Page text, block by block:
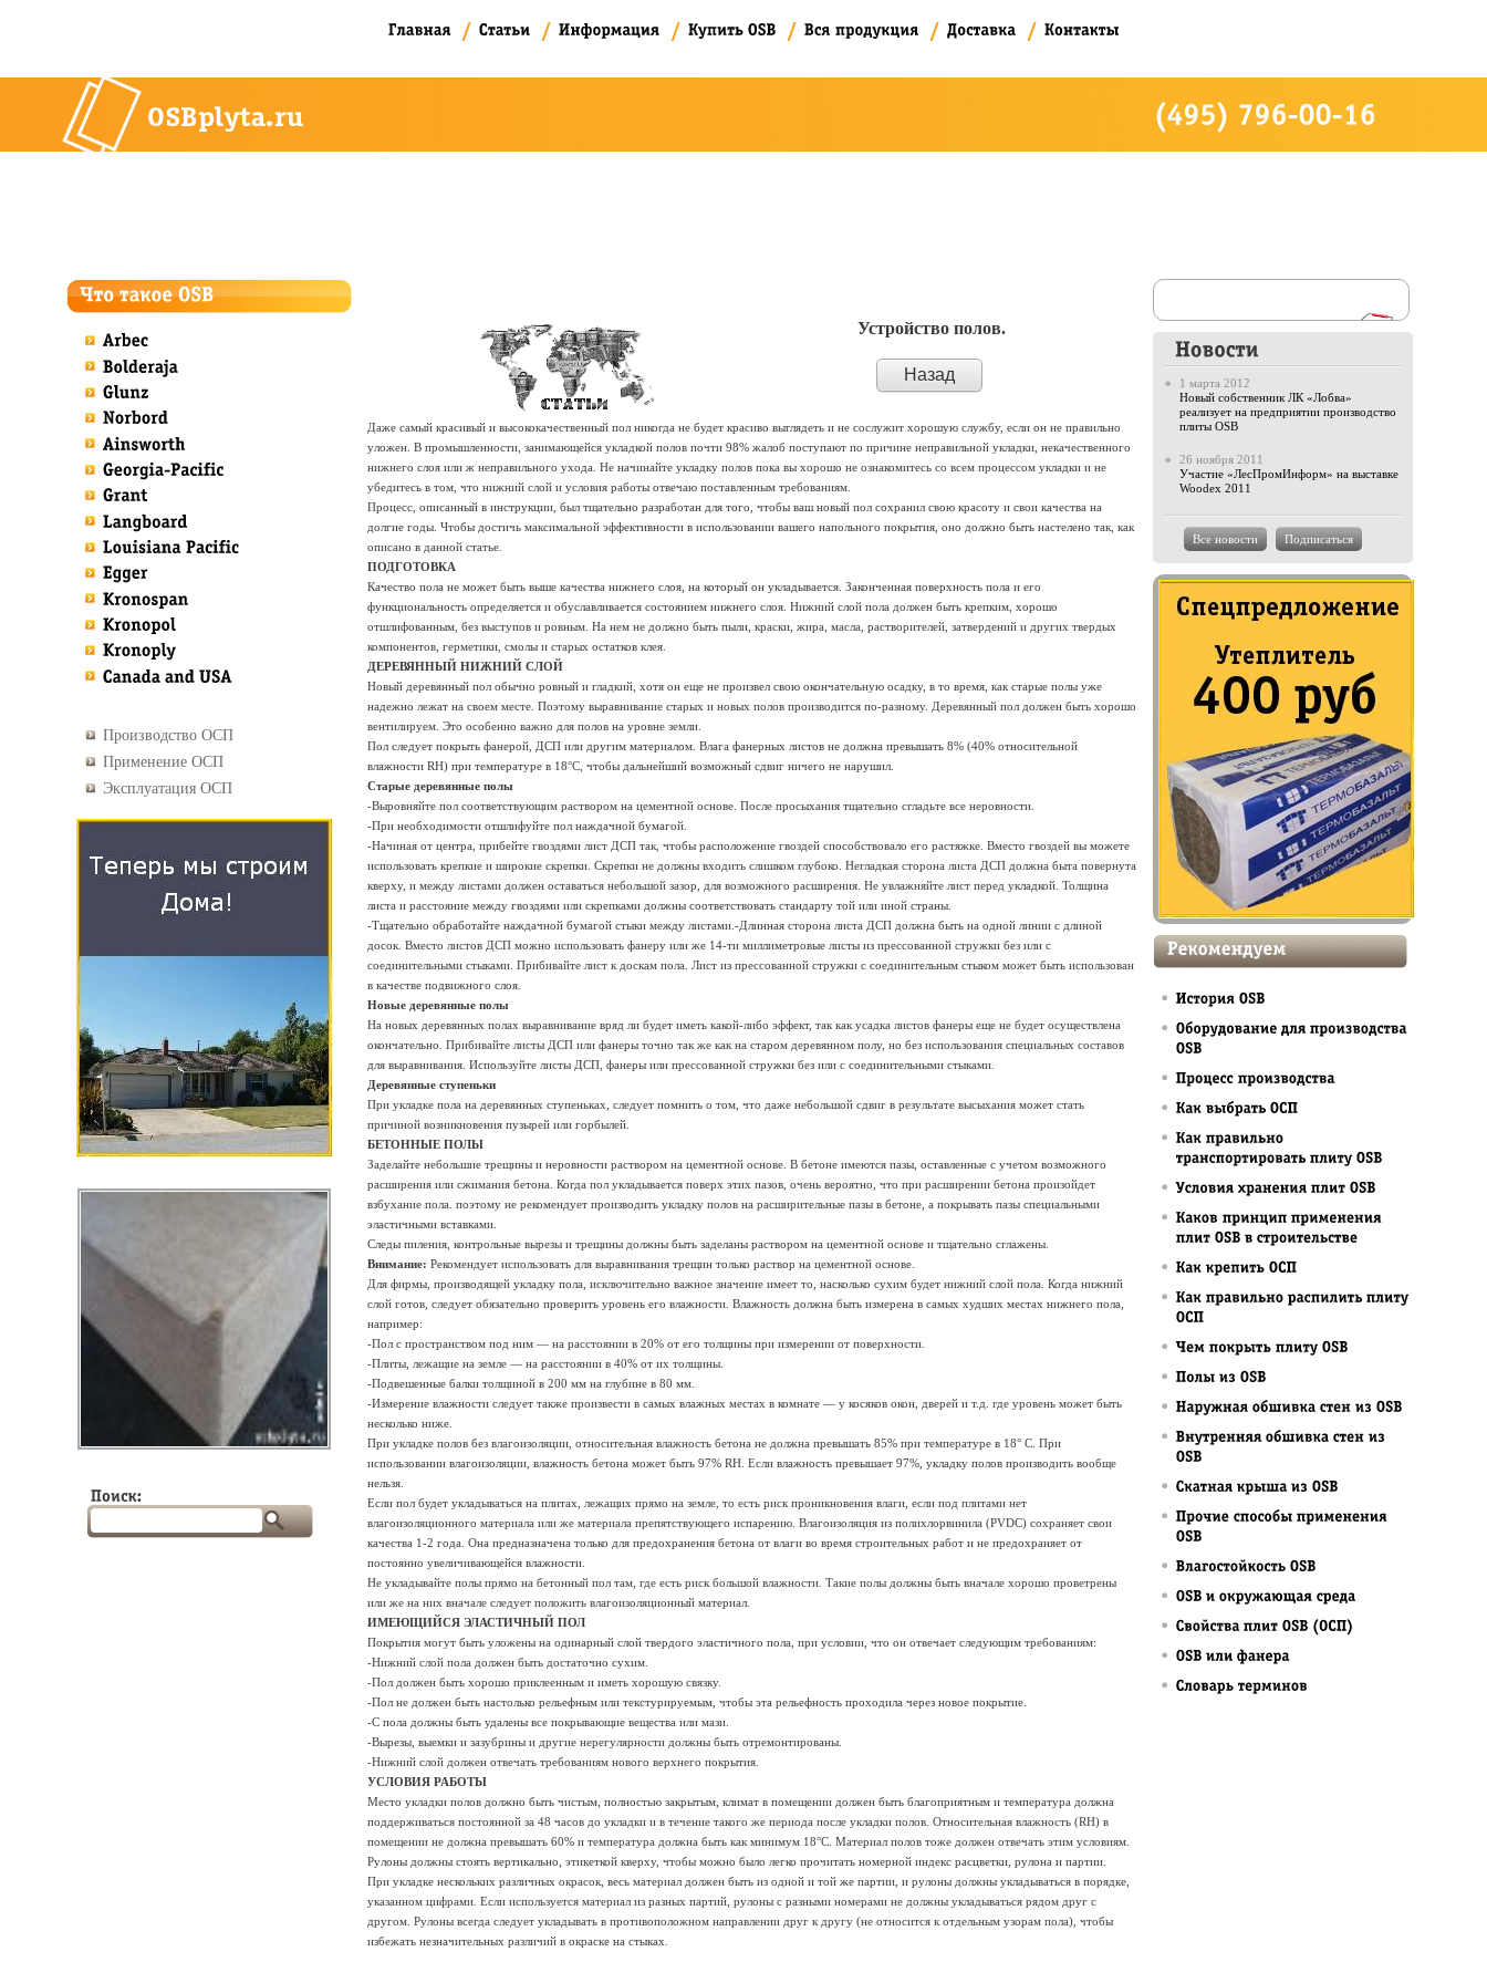
Устройство полов.
Назад
Даже самый красивый и высококачественный пол никогда не будет красиво выглядеть и не сослужит хорошую службу, если он не правильно
уложен. В промышленности, занимающейся укладкой полов почти 98% жалоб поступают по причине неправильной укладки, некачественного
нижнего слоя или ж неправильного ухода. Не начинайте укладку полов пока вы хорошо не ознакомитесь со всем процессом укладки и не
убедитесь в том, что нижний слой и условия работы отвечаю поставленным требованиям.
Процесс, описанный в инструкции, был тщательно разработан для того, чтобы ваш новый пол сохранил свою красоту и свои качества на
долгие годы. Чтобы достичь максимальной эффективности в использовании вашего напольного покрытия, оно должно быть настелено так, как
описано в данной статье.
ПОДГОТОВКА
Качество пола не может быть выше качества нижнего слоя, на который он укладывается. Законченная поверхность пола и его
функциональность определяется и обуславливается состоянием нижнего слоя. Нижний слой пола должен быть крепким, хорошо
отшлифованным, без выступов и ровным. На нем не должно быть пыли, краски, жира, масла, растворителей, затвердений и других твердых
компонентов, герметики, смолы и старых остатков клея.
ДЕРЕВЯННЫЙ НИЖНИЙ СЛОЙ
Новый деревянный пол обычно ровный и гладкий, хотя он еще не произвел свою окончательную осадку, в то время, как старые полы уже
надежно лежат на своем месте. Поэтому выравнивание старых и новых полов производится по-разному. Деревянный пол должен быть хорошо
вентилируем. Это особенно важно для полов на уровне земли.
Пол следует покрыть фанерой, ДСП или другим материалом. Влага фанерных листов не должна превышать 8% (40% относительной
влажности RH) при температуре в 18°С, чтобы дальнейший возможный сдвиг ничего не нарушил.
Старые деревянные полы
-Выровняйте пол соответствующим раствором на цементной основе. После просыхания тщательно сгладьте все неровности.
-При необходимости отшлифуйте пол наждачной бумагой.
-Начиная от центра, прибейте гвоздями лист ДСП так, чтобы расположение гвоздей способствовало его растяжке. Вместо гвоздей вы можете
использовать крепкие и широкие скрепки. Скрепки не должны входить слишком глубоко. Негладкая сторона листа ДСП должна быта повернута
кверху, и между листами должен оставаться небольшой зазор, для возможного расширения. Не увлажняйте лист перед укладкой. Толщина
листа и расстояние между гвоздями или скрепками должны соответствовать стандарту той или иной страны.
-Тщательно обработайте наждачной бумагой стыки между листами.-Длинная сторона листа ДСП должна быть на одной линии с длиной
досок. Вместо листов ДСП можно использовать фанеру или же 14-ти миллиметровые листы из прессованной стружки без или с
соединительными стыками. Прибивайте лист к доскам пола. Лист из прессованной стружки с соединительным стыком может быть использован
в качестве подвижного слоя.
Новые деревянные полы
На новых деревянных полах выравнивание вряд ли будет иметь какой-либо эффект, так как усадка листов фанеры еще не будет осуществлена
окончательно. Прибивайте листы ДСП или фанеры точно так же как на старом деревянном полу, но без использования специальных составов
для выравнивания. Используйте листы ДСП, фанеры или прессованной стружки без или с соединительными стыками.
Деревянные ступеньки
При укладке пола на деревянных ступеньках, следует помнить о том, что даже небольшой сдвиг в результате высыхания может стать
причиной возникновения пузырей или горбылей.
БЕТОННЫЕ ПОЛЫ
Заделайте небольшие трещины и неровности раствором на цементной основе. В бетоне имеются пазы, оставленные с учетом возможного
расширения или сжимания бетона. Когда пол укладывается поверх этих пазов, очень вероятно, что при расширении бетона произойдет
взбухание пола. поэтому не рекомендует производить укладку полов на расширительные пазы в бетоне, а покрывать пазы специальными
эластичными вставками.
Следы пиления, контрольные вырезы и трещины должны быть заделаны раствором на цементной основе и тщательно сглажены.
Внимание: Рекомендует использовать для выравнивания трещин только раствор на цементной основе.
Для фирмы, производящей укладку пола, исключительно важное значение имеет то, насколько сухим будет нижний слой пола. Когда нижний
слой готов, следует обязательно проверить уровень его влажности. Влажность должна быть измерена в самых худших местах нижнего пола,
например:
-Пол с пространством под ним — на расстоянии в 20% от его толщины при измерении от поверхности.
-Плиты, лежащие на земле — на расстоянии в 40% от их толщины.
-Подвешенные балки толщиной в 200 мм на глубине в 80 мм.
-Измерение влажности следует также произвести в самых влажных местах в комнате — у косяков окон, дверей и т.д. где уровень может быть
несколько ниже.
При укладке полов без влагоизоляции, относительная влажность бетона не должна превышать 85% при температуре в 18° С. При
использовании влагоизоляции, влажность бетона может быть 97% RH. Если влажность превышает 97%, укладку полов производить вообще
нельзя.
Если пол будет укладываться на плитах, лежащих прямо на земле, то есть риск проникновения влаги, если под плитами нет
влагоизоляционного материала или же материала препятствующего испарению. Влагоизоляция из полихлорвинила (PVDC) сохраняет свои
качества 1-2 года. Она предназначена только для предохранения бетона от влаги во время строительных работ и не предохраняет от
постоянно увеличивающейся влажности.
Не укладывайте полы прямо на бетонный пол там, где есть риск большой влажности. Такие полы должны быть вначале хорошо проветрены
или же на них вначале следует положить влагоизоляционный материал.
ИМЕЮЩИЙСЯ ЭЛАСТИЧНЫЙ ПОЛ
Покрытия могут быть уложены на одинарный слой твердого эластичного пола, при условии, что он отвечает следующим требованиям:
-Нижний слой пола должен быть достаточно сухим.
-Пол должен быть хорошо приклеенным и иметь хорошую связку.
-Пол не должен быть настолько рельефным или текстурируемым, чтобы эта рельефность проходила через новое покрытие.
-С пола должны быть удалены все покрывающие вещества или мази.
-Вырезы, выемки и зазубрины и другие нерегулярности должны быть отремонтированы.
-Нижний слой должен отвечать требованиям нового верхнего покрытия.
УСЛОВИЯ РАБОТЫ
Место укладки полов должно быть чистым, полностью закрытым, климат в помещении должен быть благоприятным и температура должна
поддерживаться постоянной за 48 часов до укладки и в течение такого же периода после укладки полов. Относительная влажность (RH) в
помещении не должна превышать 60% и температура должна быть как минимум 18°С. Материал полов тоже должен отвечать этим условиям.
Рулоны должны стоять вертикально, этикеткой кверху, чтобы можно было легко прочитать номерной индекс расцветки, рулона и партии.
При укладке нескольких различных окрасок, весь материал должен быть из одной и той же партии, и рулоны должны укладываться в порядке,
указанном цифрами. Если используется материал из разных партий, рулоны с разными номерами не должны укладываться рядом друг с
другом. Рулоны всегда следует укладывать в противоположном направлении друг к другу (не относится к отдельным узорам пола), чтобы
избежать незначительных различий в окраске на стыках.
Производство ОСП
Применение ОСП
Эксплуатация ОСП
1 марта 2012
Новый собственник ЛК «Лобва»
реализует на предприятии производство
плиты OSB
26 ноября 2011
Участие «ЛесПромИнформ» на выставке
Woodex 2011
Все новости Подписаться